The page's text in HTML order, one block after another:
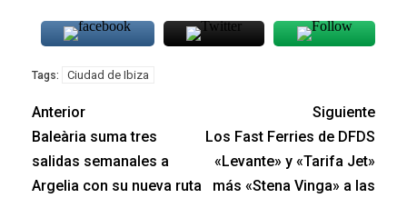
Tags: Ciudad de Ibiza
Anterior
Baleària suma tres
salidas semanales a
Argelia con su nueva ruta
Siguiente
Los Fast Ferries de DFDS
«Levante» y «Tarifa Jet»
más «Stena Vinga» a las